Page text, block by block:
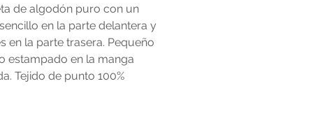
de algodón puro con un
en la parte delantera y
en la parte trasera. Pequeño
estampado en la manga
Tejido de punto 100%